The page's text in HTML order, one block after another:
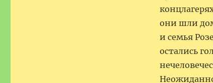
они шли
и семья
остались